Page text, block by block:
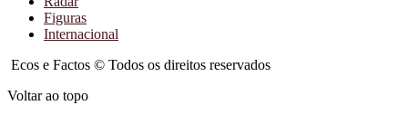
Figuras
Internacional
Ecos e Factos © Todos os direitos reservados
Voltar ao topo